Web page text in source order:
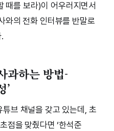
때를 보라)이 어우러지면서
와의 전화 인터뷰를 반말로
과하는 방법-
’
브 채널을 갖고 있는데, 초
점을 맞췄다면 ‘한석준